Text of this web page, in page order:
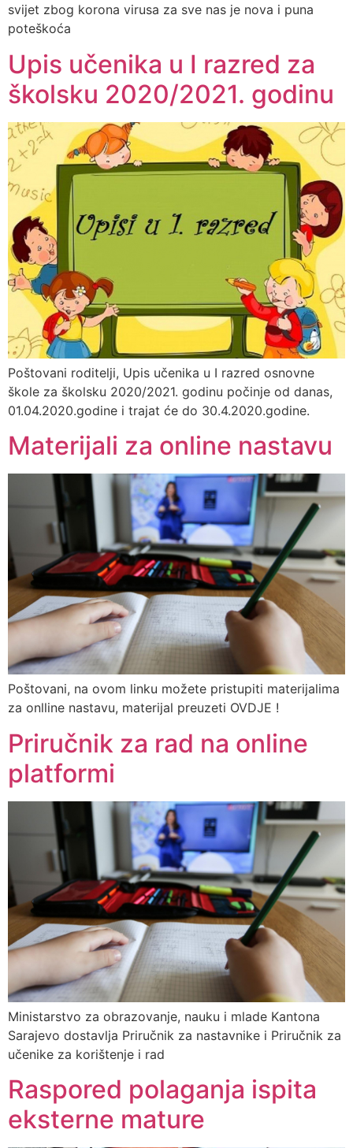
svijet zbog korona virusa za sve nas je nova i puna
poteškoća
Upis učenika u I razred za
školsku 2020/2021. godinu
Poštovani roditelji, Upis učenika u I razred osnovne
škole za školsku 2020/2021. godinu počinje od danas,
01.04.2020.godine i trajat će do 30.4.2020.godine.
Materijali za online nastavu
Poštovani, na ovom linku možete pristupiti materijalima
za onlline nastavu, materijal preuzeti OVDJE !
Priručnik za rad na online
platformi
Ministarstvo za obrazovanje, nauku i mlade Kantona
Sarajevo dostavlja Priručnik za nastavnike i Priručnik za
učenike za korištenje i rad
Raspored polaganja ispita
eksterne mature